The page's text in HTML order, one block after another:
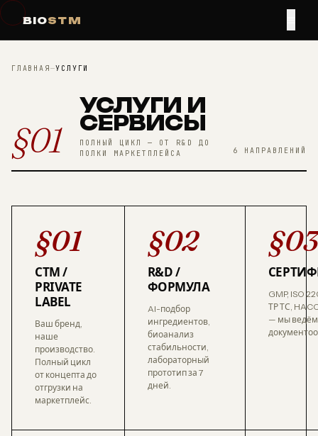
BIOSTM
ГЛАВНАЯ—УСЛУГИ
§01
УСЛУГИ И
СЕРВИСЫ
ПОЛНЫЙ ЦИКЛ — ОТ R&D ДО
ПОЛКИ МАРКЕТПЛЕЙСА
6 НАПРАВЛЕНИЙ
§01
СТМ /
PRIVATE
LABEL
Ваш бренд,
наше
производство.
Полный цикл
от концепта до
отгрузки на
маркетплейс.
§02
R&D /
ФОРМУЛА
AI-подбор
ингредиентов,
биоанализ
стабильности,
лабораторный
прототип за 7
дней.
§03
GMP, ISO
ТР ТС,
— мы ведём